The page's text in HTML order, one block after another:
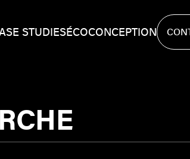
STUDIESÉCOCONCEPTION